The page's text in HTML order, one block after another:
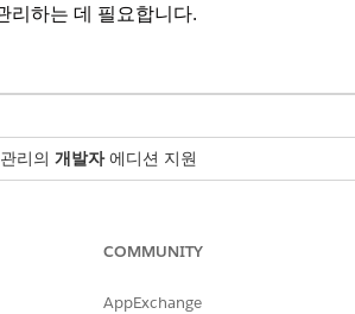
리하는 데 필요합니다.
리의 개발자에디션 지원
을 모두 보고 직접 편집합니다.
COMMUNITY
AppExchange